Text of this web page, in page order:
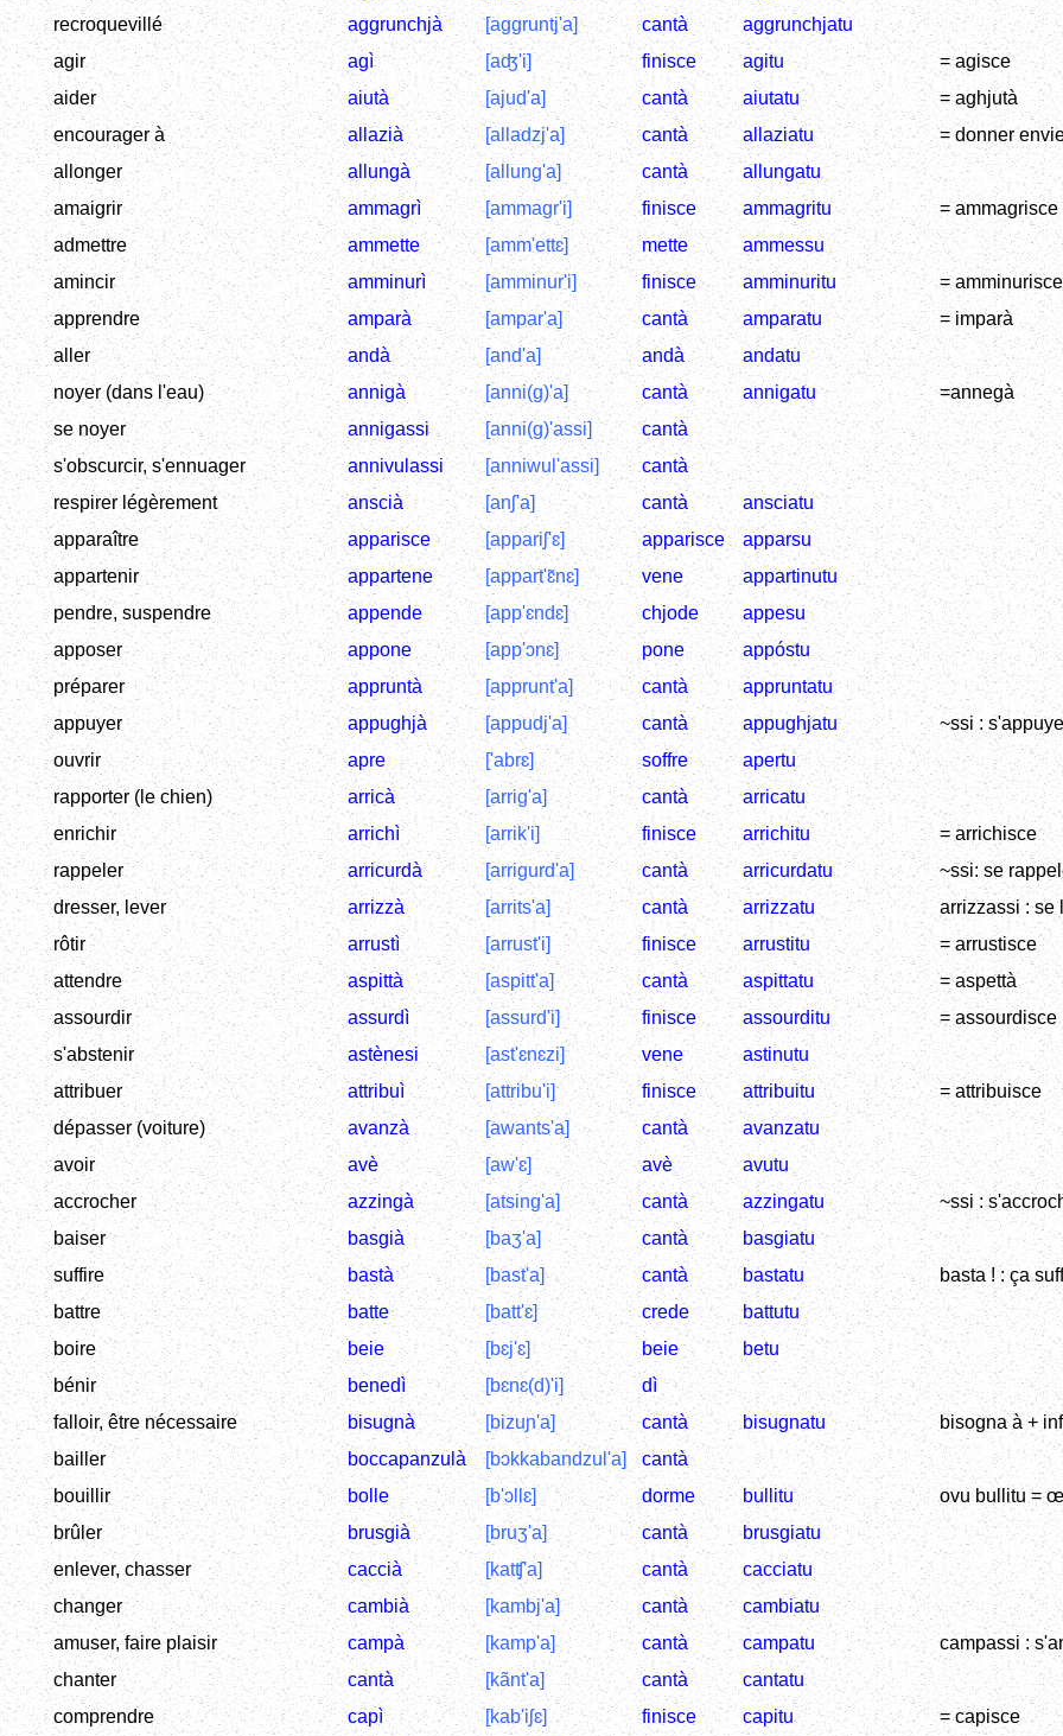
recroquevillé
aggrunchjà [aggruntj'a] cantà
aggrunchjatu
agir
agì [aʤ'i] finisce agitu
= agisce
aider
aiutà [ajud'a] cantà aiutatu
= aghjutà
encourager à
allazià [alladzj'a] cantà allaziatu
= donner
allonger
allungà [allung'a] cantà
allungatu
amaigrir
ammagrì [ammagr'i] finisce ammagritu
= ammagrisce
admettre
ammette [amm'ettɛ] mette
ammessu
amincir
amminurì [amminur'i] finisce amminuritu
= amminurisce
apprendre
amparà [ampar'a] cantà amparatu
= imparà
aller
andà [and'a] andà
andatu
noyer (dans l'eau)
annigà [anni(g)'a] cantà annigatu
=annegà
se noyer
annigassi [anni(g)'assi]
cantà
s'obscurcir, s'ennuager
annivulassi [anniwul'assi]
cantà
respirer légèrement
anscià [anʃ'a] cantà
ansciatu
apparaître
apparisce [appariʃ'ɛ] apparisce
apparsu
appartenir
appartene [appart'ɛ̃nɛ] vene
appartinutu
pendre, suspendre
appende [app'ɛndɛ] chjode
appesu
apposer
appone [app'ɔnɛ] pone
appóstu
préparer
appruntà [apprunt'a] cantà
appruntatu
appuyer
appughjà [appudj'a] cantà appughjatu
~ssi :
ouvrir
apre ['abrɛ] soffre
apertu
rapporter (le chien)
arricà [arrig'a] cantà
arricatu
enrichir
arrichì [arrik'i] finisce arrichitu
= arrichisce
rappeler
arricurdà [arrigurd'a] cantà arricurdatu
~ssi: se
dresser, lever
arrizzà [arrits'a] cantà arrizzatu
arrizzassi : se
rôtir
arrustì [arrust'i] finisce arrustitu
= arrustisce
attendre
aspittà [aspitt'a] cantà aspittatu
= aspettà
assourdir
assurdì [assurd'i] finisce assourditu
= assourdisce
s'abstenir
astènesi [ast'ɛnɛzi] vene
astinutu
attribuer
attribuì [attribu'i] finisce attribuitu
= attribuisce
dépasser (voiture)
avanzà [awants'a] cantà
avanzatu
avoir
avè [aw'ɛ] avè
avutu
accrocher
azzingà [atsing'a] cantà azzingatu
~ssi :
baiser
basgià [baʒ'a] cantà
basgiatu
suffire
bastà [bast'a] cantà bastatu
basta ! : ça
battre
batte [batt'ɛ] crede
battutu
boire
beie [bɛj'ɛ] beie
betu
bénir
benedì [bɛnɛ(d)'i]
dì
falloir, être nécessaire
bisugnà [bizuɲ'a] cantà bisugnatu
bisogna à +
bailler
boccapanzulà [bɔkkabandzul'a]
cantà
bouillir
bolle [b'ɔllɛ] dorme bullitu
ovu bullitu =
brûler
brusgià [bruʒ'a] cantà
brusgiatu
enlever, chasser
caccià [katʧ'a] cantà
cacciatu
changer
cambià [kambj'a] cantà
cambiatu
amuser, faire plaisir
campà [kamp'a] cantà campatu
campassi :
chanter
cantà [kãnt'a] cantà
cantatu
comprendre
capì [kab'iʃɛ] finisce capitu
= capisce